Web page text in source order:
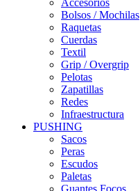
Accesorios
Bolsos / Mochilas
Raquetas
Cuerdas
Textil
Grip / Overgrip
Pelotas
Zapatillas
Redes
Infraestructura
PUSHING
Sacos
Peras
Escudos
Paletas